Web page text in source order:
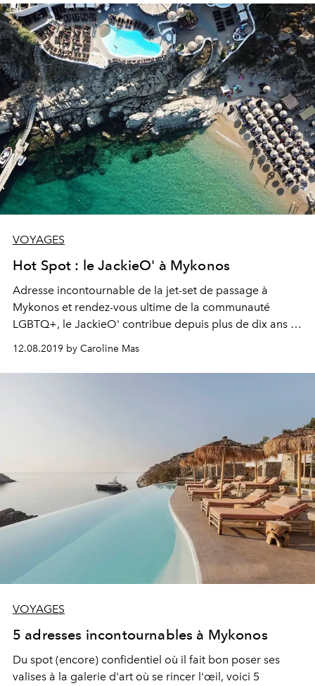
VOYAGES
Hot Spot : le JackieO' à Mykonos
Adresse incontournable de la jet-set de passage à
Mykonos et rendez-vous ultime de la communauté
LGBTQ+, le JackieO' contribue depuis plus de dix ans à
la beauté de son île.
12.08.2019 by Caroline Mas
VOYAGES
5 adresses incontournables à Mykonos
Du spot (encore) confidentiel où il fait bon poser ses
valises à la galerie d'art où se rincer l'œil, voici 5